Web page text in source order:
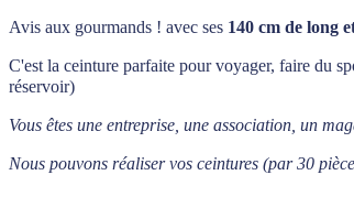
Avis aux gourmands ! avec ses 140 cm de long
C'est la ceinture parfaite pour voyager, faire du
réservoir)
Vous êtes une entreprise, une association, un
Nous pouvons réaliser vos ceintures (par 30